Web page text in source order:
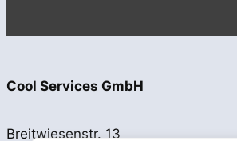
Cool Services GmbH
Breitwiesenstr. 13